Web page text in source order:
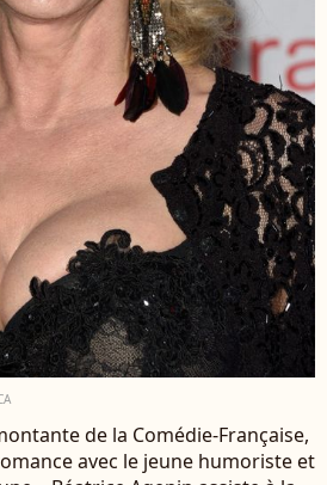
de la Comédie-Française,
avec le jeune humoriste et